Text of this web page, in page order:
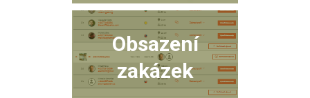
Obsazení
zakázek